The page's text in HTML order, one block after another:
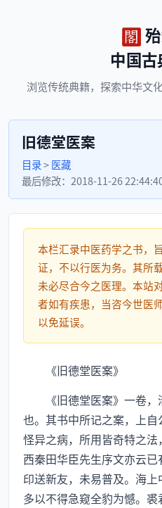
中国
浏览传统典籍， 探索中华文
旧德堂医案
目录>医藏
最后修改： 2018-11-26
本栏汇录中医药学之书，
证，不以行医为务。其所
未必尽合今之医理。本站
者如有疾患，当咨今世医
以免延误。
《旧德堂医案》
《旧德堂医案》一卷，
也。其书中所记之案，上
怪异之病，所用皆奇特之法
西秦田华臣先生序文亦云
印送新友，未易普及。海
多以不得急窥全豹为憾。